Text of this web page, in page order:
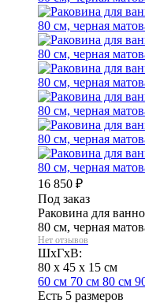
16 850 ₽
Под заказ
Раковина для
80 см, черная
Нет отзывов
ШхГхВ:
80 x 45 x 15 см
60 см 70 см 80 см
Есть 5 размеров